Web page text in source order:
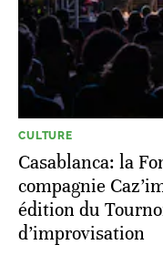
CULTURE
Casablanca: la
compagnie
édition du
d’improvisation